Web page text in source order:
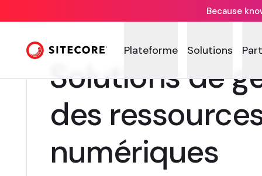
Because
Plateforme Solutions
Solutions de
des
numériques